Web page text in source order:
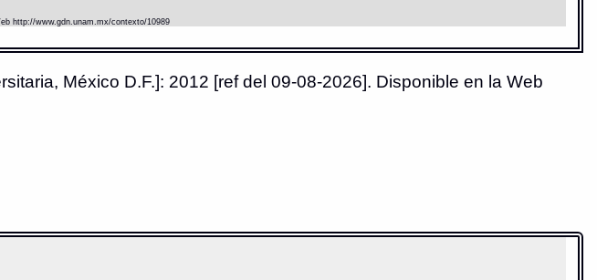
http://www.gdn.unam.mx/contexto/10989
México D.F.]: 2012 [ref del 09-08-2026]. Disponible en la Web